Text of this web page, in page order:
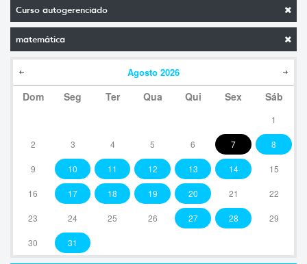
Curso autogerenciado
matemática
Agosto 2026
Dom Seg Ter Qua Qui Sex Sáb
1
2 3 4 5 6 7 8
9 10 11 12 13 14 15
16 17 18 19 20 21 22
23 24 25 26 27 28 29
30 31